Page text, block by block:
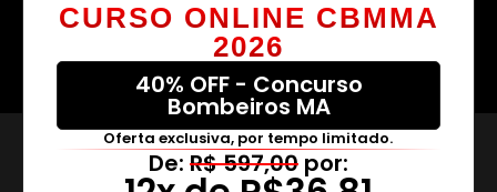
CURSO ONLINE CBMMA
2026
40% OFF - Concurso
Bombeiros MA
Oferta exclusiva, por tempo limitado.
De: R$ 597,00por: